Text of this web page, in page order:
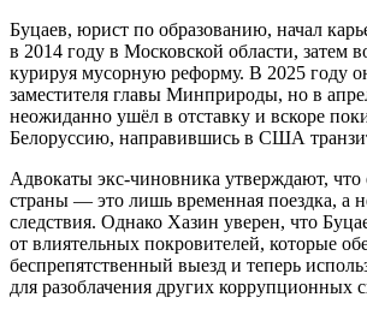
Буцаев, юрист по образованию, начал
в 2014 году в Московской области, затем
курируя мусорную реформу. В 2025 году
заместителя главы Минприроды, но в
неожиданно ушёл в отставку и вскоре
Белоруссию, направившись в США
Адвокаты экс-чиновника утверждают, что
страны — это лишь временная поездка, а
следствия. Однако Хазин уверен, что
от влиятельных покровителей, которые
беспрепятственный выезд и теперь
для разоблачения других коррупционных